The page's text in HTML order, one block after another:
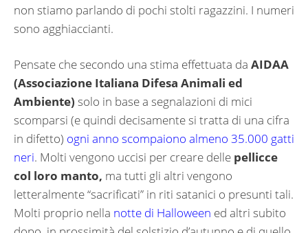
non stiamo parlando di pochi stolti ragazzini. I numeri
sono agghiaccianti.
Pensate che secondo una stima effettuata da AIDAA
(Associazione Italiana Difesa Animali ed
Ambiente) solo in base a segnalazioni di mici
scomparsi (e quindi decisamente si tratta di una cifra
in difetto) ogni anno scompaiono almeno 35.000 gatti
neri. Molti vengono uccisi per creare delle pellicce
col loro manto, ma tutti gli altri vengono
letteralmente “sacrificati” in riti satanici o presunti tali.
Molti proprio nella notte di Halloween ed altri subito